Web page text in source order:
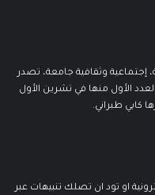
وثقافية جامعة، تصدر
الأول منها في تشرين الأول
او تود ان تصلك تنبيهات عبر